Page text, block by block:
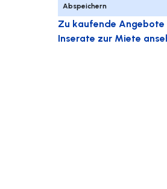
Abspeichern
Zu kaufende Angebote
Inserate zur Miete